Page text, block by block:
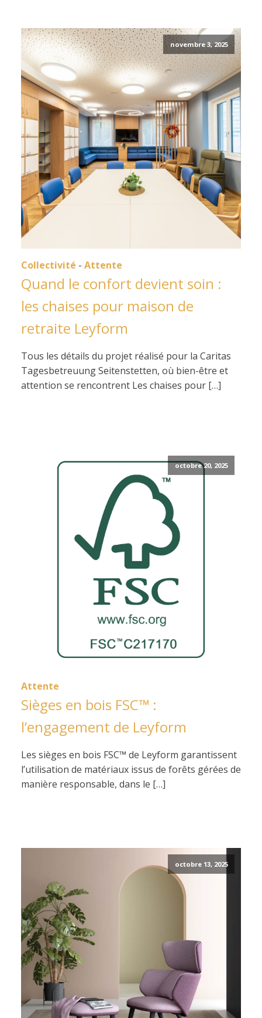
novembre 3, 2025
Collectivité - Attente
Quand le confort devient soin :
les chaises pour maison de
retraite Leyform
Tous les détails du projet réalisé pour la Caritas
Tagesbetreuung Seitenstetten, où bien-être et
attention se rencontrent Les chaises pour […]
octobre 20, 2025
Attente
Sièges en bois FSC™ :
l’engagement de Leyform
Les sièges en bois FSC™ de Leyform garantissent
l’utilisation de matériaux issus de forêts gérées de
manière responsable, dans le […]
octobre 13, 2025